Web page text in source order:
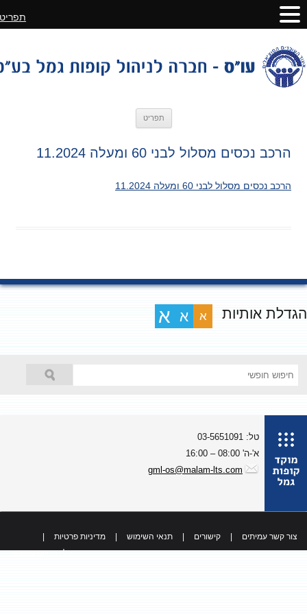
תפריט
הרכב נכסים מסלול לבני 60 ומעלה 11.2024
הרכב נכסים מסלול לבני 60 ומעלה 11.2024
אותיות א א א
טל: 03-5651091
א'-ה' 08:00 – 16:00
gml-os@malam-lts.com
צור קשר עמיתים קישורים תנאי השימוש מדיניות פרטיות
כל הזכויות שמורות
תפריט